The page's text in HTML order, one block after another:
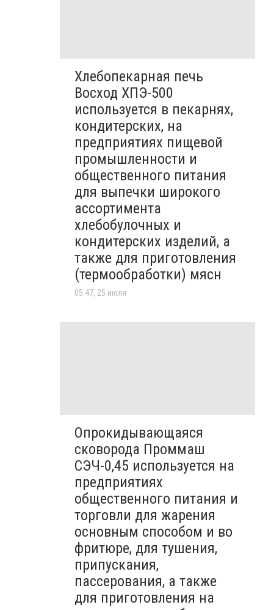
Хлебопекарная печь
Восход ХПЭ-500
используется в пекарнях,
кондитерских, на
предприятиях пищевой
промышленности и
общественного питания
для выпечки широкого
ассортимента
хлебобулочных и
кондитерских изделий, а
также для приготовления
(термообработки) мясн
05:47, 25 июля
Опрокидывающаяся
сковорода Проммаш
СЭЧ-0,45 используется на
предприятиях
общественного питания и
торговли для жарения
основным способом и во
фритюре, для тушения,
припускания,
пассерования, а также
для приготовления на